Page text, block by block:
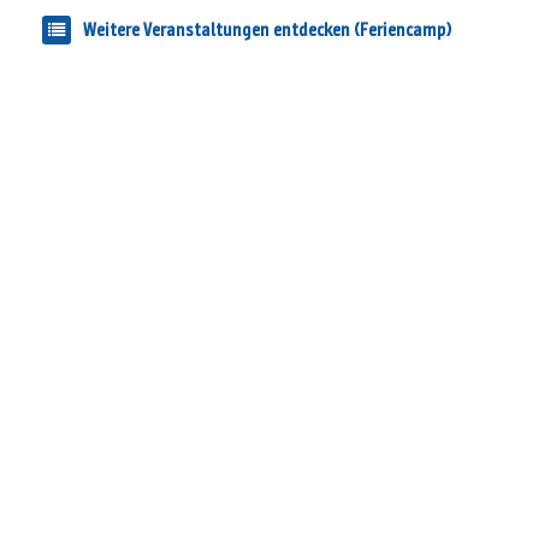
Weitere Veranstaltungen entdecken (Feriencamp)